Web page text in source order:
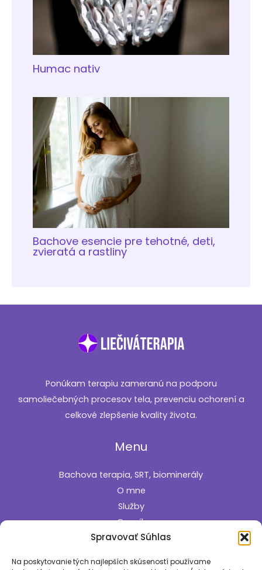
Spravovať Súhlas
Na poskytovanie tých najlepších skúseností používame
Humac nativ
Bachove esencie pre tehotné, deti,
zvieratá a rastliny
Ponúkam terapiu zameranú na podporu
samoliečebných procesov tela, prevenciu ochorení a
celkové zlepšenie kvality života.
Menu
Bachova terapia, SRT, biominerály
O mne
Služby
Cenník
Kontakt
Informácie